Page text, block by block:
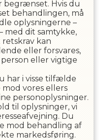
begrænset. Hvis du
behandlingen, må
oplysningerne –
med dit samtykke,
kan
eller forsvares,
eller vigtige
har i visse tilfælde
vores ellers
personoplysninger.
til oplysninger, vi
Du
mod behandling af
markedsføring.